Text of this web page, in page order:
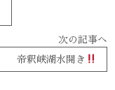
次の記事へ
帝釈峡湖水開き